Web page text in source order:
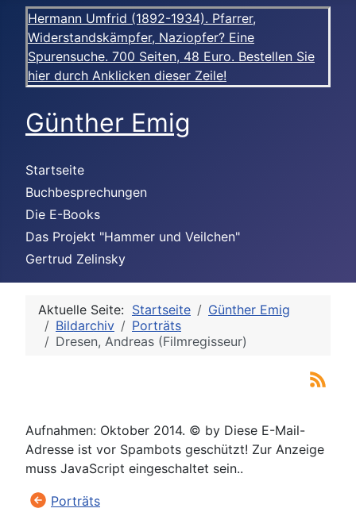
Hermann Umfrid (1892-1934). Pfarrer,
Widerstandskämpfer, Naziopfer? Eine
Spurensuche. 700 Seiten, 48 Euro. Bestellen Sie
hier durch Anklicken dieser Zeile!
Günther Emig
Startseite
Buchbesprechungen
Die E-Books
Das Projekt "Hammer und Veilchen"
Gertrud Zelinsky
Aktuelle Seite: Startseite
Günther Emig
Bildarchiv
Porträts
Dresen, Andreas (Filmregisseur)
Aufnahmen: Oktober 2014. © by Diese E-Mail-
Adresse ist vor Spambots geschützt! Zur Anzeige
muss JavaScript eingeschaltet sein..
Porträts